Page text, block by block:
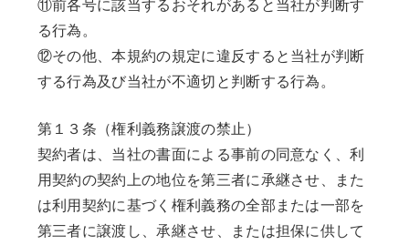
⑪前各号に該当するおそれがあると当社が判断す
る行為。
⑫その他、本規約の規定に違反すると当社が判断
する行為及び当社が不適切と判断する行為。
第１３条（権利義務譲渡の禁止）
契約者は、当社の書面による事前の同意なく、利
用契約の契約上の地位を第三者に承継させ、また
は利用契約に基づく権利義務の全部または一部を
第三者に譲渡し、承継させ、または担保に供して